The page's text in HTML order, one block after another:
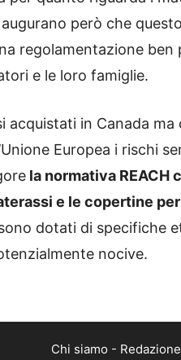
però che
regolamentazione ben
e le loro famiglie.
acquistati in Canada
Europea i rischi
la normativa REACH
e le copertine
dotati di specifiche
nocive.
Chi siamo - Redazione